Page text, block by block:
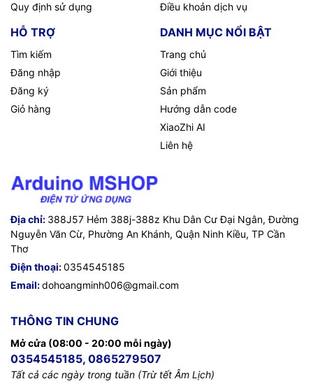
Quy định sử dụng
Điều khoản dịch vụ
HỖ TRỢ
Tìm kiếm
Đăng nhập
Đăng ký
Giỏ hàng
DANH MỤC NỔI BẬT
Trang chủ
Giới thiệu
Sản phẩm
Hướng dẫn code
XiaoZhi AI
Liên hệ
Địa chỉ: 388J57 Hẻm 388j-388z Khu Dân Cư Đại Ngân, Đường
Nguyễn Văn Cừ, Phường An Khánh, Quận Ninh Kiều, TP Cần
Thơ
Điện thoại:0354545185
Email:dohoangminh006@gmail.com
THÔNG TIN CHUNG
Mở cửa (08:00 - 20:00 mỗi ngày)
0354545185, 0865279507
Tất cả các ngày trong tuần (Trừ tết Âm Lịch)